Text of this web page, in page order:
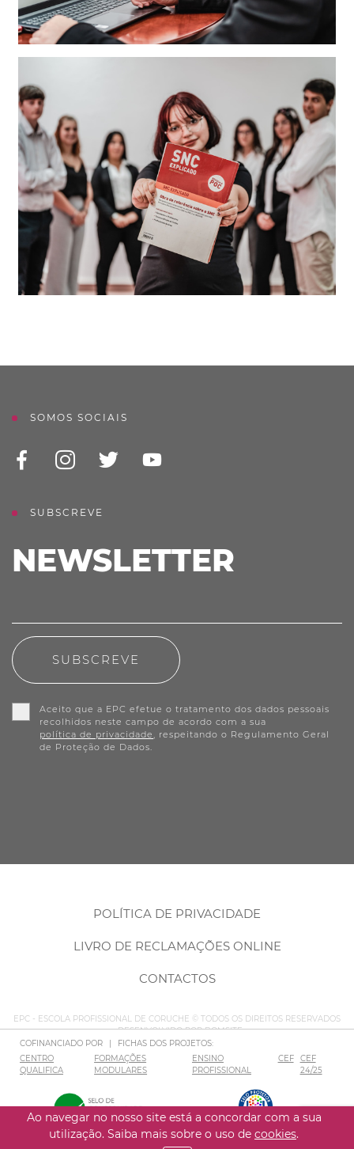
SOMOS SOCIAIS
SUBSCREVE
NEWSLETTER
SUBSCREVE
Aceito que a EPC efetue o tratamento dos dados pessoais
recolhidos neste campo de acordo com a sua
política de privacidade , respeitando o Regulamento Geral
de Proteção de Dados.
POLÍTICA DE PRIVACIDADE
LIVRO DE RECLAMAÇÕES ONLINE
CONTACTOS
EPC - ESCOLA PROFISSIONAL DE CORUCHE © TODOS OS DIREITOS RESERVADOS
– DESENVOLVIDO PORBOMSITE
COFINANCIADO POR
|
FICHAS DOS PROJETOS:
CENTRO
QUALIFICA
FORMAÇÕES
MODULARES
ENSINO
PROFISSIONAL
CEF
CEF
24/25
Ao navegar no nosso site está a concordar com a sua
utilização. Saiba mais sobre o uso de cookies.